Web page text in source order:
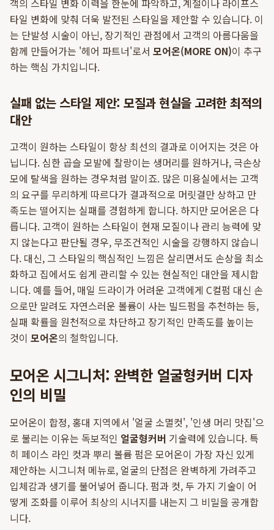
객의 스타일 변화 이력을 한눈에 파악하고, 계절이나 라이프스
타일 변화에 맞춰 더욱 발전된 스타일을 제안할 수 있습니다. 이
는 단발성 시술이 아닌, 장기적인 관점에서 고객의 아름다움을
함께 만들어가는 '헤어 파트너'로서 모어온(MORE ON)이 추구
하는 핵심 가치입니다.
실패 없는 스타일 제안: 모질과 현실을 고려한 최적의
대안
고객이 원하는 스타일이 항상 최선의 결과로 이어지는 것은 아
닙니다. 심한 곱슬 모발에 찰랑이는 생머리를 원하거나, 극손상
모에 탈색을 원하는 경우처럼 말이죠. 많은 미용실에서는 고객
의 요구를 무리하게 따르다가 결과적으로 머릿결만 상하고 만
족도는 떨어지는 실패를 경험하게 합니다. 하지만 모어온은 다
릅니다. 고객이 원하는 스타일이 현재 모질이나 관리 능력에 맞
지 않는다고 판단될 경우, 무조건적인 시술을 강행하지 않습니
다. 대신, 그 스타일의 핵심적인 느낌은 살리면서도 손상을 최소
화하고 집에서도 쉽게 관리할 수 있는 현실적인 대안을 제시합
니다. 예를 들어, 매일 드라이가 어려운 고객에게 C컬펌 대신 손
으로만 말려도 자연스러운 볼륨이 사는 빌드펌을 추천하는 등,
실패 확률을 원천적으로 차단하고 장기적인 만족도를 높이는
것이 모어온의 철학입니다.
모어온 시그니처: 완벽한 얼굴형커버 디자
인의 비밀
모어온이 합정, 홍대 지역에서 '얼굴 소멸컷', '인생 머리 맛집'으
로 불리는 이유는 독보적인 얼굴형커버 기술력에 있습니다. 특
히 페이스 라인 컷과 뿌리 볼륨 펌은 모어온이 가장 자신 있게
제안하는 시그니처 메뉴로, 얼굴의 단점은 완벽하게 가려주고
입체감과 생기를 불어넣어 줍니다. 펌과 컷, 두 가지 기술이 어
떻게 조화를 이루어 최상의 시너지를 내는지 그 비밀을 공개합
니다.